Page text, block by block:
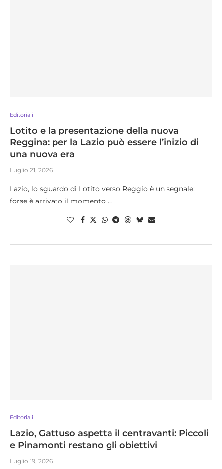
Editoriali
Lotito e la presentazione della nuova
Reggina: per la Lazio può essere l’inizio di
una nuova era
Luglio 21, 2026
Lazio, lo sguardo di Lotito verso Reggio è un segnale:
forse è arrivato il momento …
Editoriali
Lazio, Gattuso aspetta il centravanti: Piccoli
e Pinamonti restano gli obiettivi
Luglio 19, 2026